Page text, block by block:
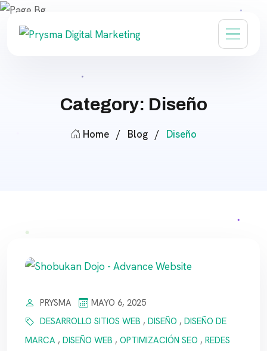
Category: Diseño
Home / Blog / Diseño
PRYSMA
MAYO 6, 2025
DESARROLLO SITIOS WEB , DISEÑO , DISEÑO DE
MARCA , DISEÑO WEB , OPTIMIZACIÓN SEO , REDES